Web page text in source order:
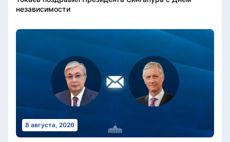
независимости
8 августа, 2026